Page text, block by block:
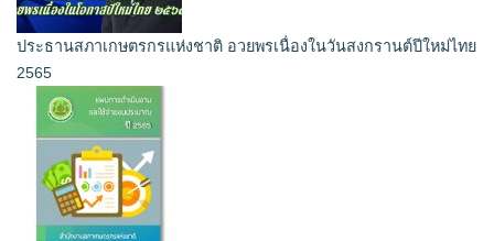
ประธานสภาเกษตรกรแห่งชาติ อวยพรเนื่องในวันสงกรานต์ปีใหม่ไทย
2565